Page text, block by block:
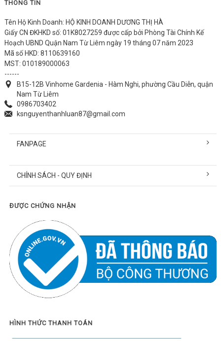
THÔNG TIN
Tên Hộ Kinh Doanh: HỘ KINH DOANH DƯƠNG THỊ HÀ
Giấy CN ĐKHKD số: 01K8027259 được cấp bởi Phòng Tài Chính Kế
Hoạch UBND Quận Nam Từ Liêm ngày 19 tháng 07 năm 2023
Mã số HKD: 8110639160
MST: 010189000063
------
B15-12B Vinhome Gardenia - Hàm Nghi, phường Cầu Diễn, quận
Nam Từ Liêm
0986703402
ksnguyenthanhluan87@gmail.com
FANPAGE
CHÍNH SÁCH - QUY ĐỊNH
ĐƯỢC CHỨNG NHẬN
HÌNH THỨC THANH TOÁN